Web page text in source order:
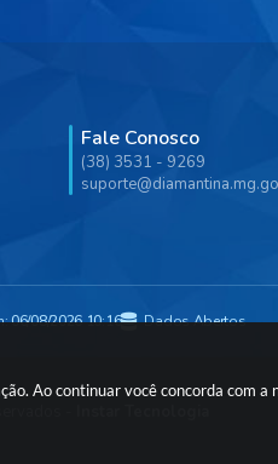
Ao continuar você concorda com a
Fale Conosco
(38) 3531 - 9269
06/08/2026 10:16 Dados Abertos